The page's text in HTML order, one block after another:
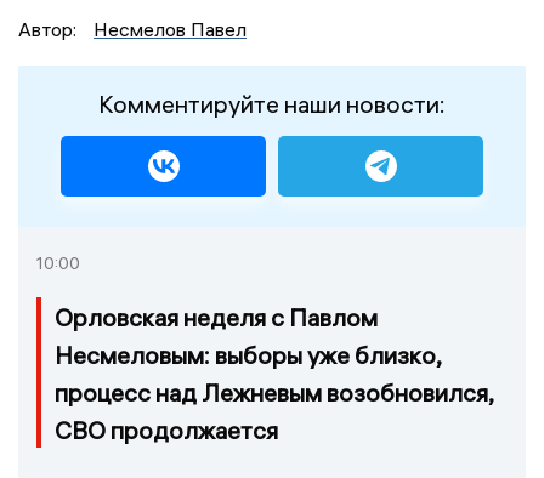
Автор:
Несмелов Павел
Комментируйте наши новости:
10:00
Орловская неделя с Павлом
Несмеловым: выборы уже близко,
процесс над Лежневым возобновился,
СВО продолжается